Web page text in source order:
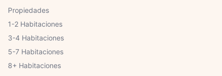
Propiedades
1-2 Habitaciones
3-4 Habitaciones
5-7 Habitaciones
8+ Habitaciones